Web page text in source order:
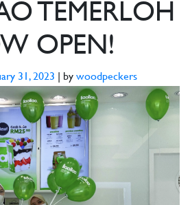
TEMERLOH
OPEN!
31, 2023 by woodpeckers